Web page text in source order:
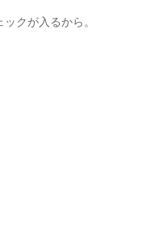
クが入るから。